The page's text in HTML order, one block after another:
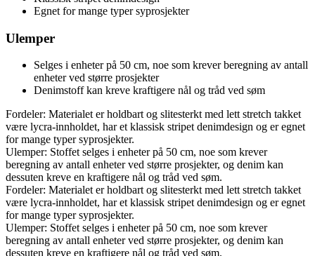
Egnet for mange typer syprosjekter
Ulemper
Selges i enheter på 50 cm, noe som krever beregning av antall
enheter ved større prosjekter
Denimstoff kan kreve kraftigere nål og tråd ved søm
Fordeler: Materialet er holdbart og slitesterkt med lett stretch takket
være lycra-innholdet, har et klassisk stripet denimdesign og er egnet
for mange typer syprosjekter.
Ulemper: Stoffet selges i enheter på 50 cm, noe som krever
beregning av antall enheter ved større prosjekter, og denim kan
dessuten kreve en kraftigere nål og tråd ved søm.
Fordeler: Materialet er holdbart og slitesterkt med lett stretch takket
være lycra-innholdet, har et klassisk stripet denimdesign og er egnet
for mange typer syprosjekter.
Ulemper: Stoffet selges i enheter på 50 cm, noe som krever
beregning av antall enheter ved større prosjekter, og denim kan
dessuten kreve en kraftigere nål og tråd ved søm.